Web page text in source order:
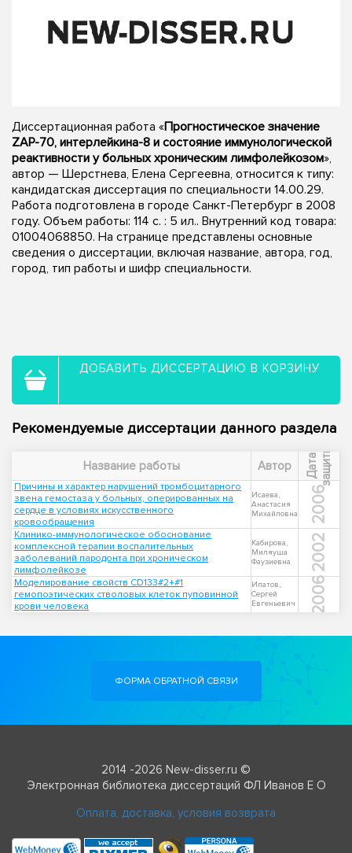
Диссертационная работа «Прогностическое значение
ZAP-70, интерлейкина-8 и состояние иммунологической
реактивности у больных хроническим лимфолейкозом»,
автор — Шерстнева, Елена Сергеевна, относится к типу:
кандидатская диссертация по специальности 14.00.29.
Работа подготовлена в городе Санкт-Петербург в 2008
году. Объем работы: 114 с. : 5 ил.. Внутренний код товара:
01004068850. На странице представлены основные
сведения о диссертации, включая название, автора, год,
город, тип работы и шифр специальности.
ДОБАВИТЬ ДИССЕРТАЦИЮ В КОРЗИНУ
Рекомендуемые диссертации данного раздела
Название работы Автор Д
а
т
а
з
а
щ
и
т ы
Причины и характер нарушений тромбоцитарного
звена гемостаза у больных, оперированных на
сердце в условиях искусственного
кровообращения
Исаева,
Анастасия
Михайловна
2006
Клинико-иммунологическое обоснование
комплексной терапии воспалительных
заболеваний пародонта при хроническом
лимфолейкозе
Кабирова,
Миляуша
Фаузиевна
2002
Моделирование свойств CD133#2+#1
гемопоэтических стволовых клеток пуповинной
крови человека
Ипатов,
Сергей
Евгеньевич
2006
ФОРМА ОБРАТНОЙ СВЯЗИ
2014 -2026 New-disser.ru ©
Электронная библиотека диссертаций ФЛ Иванов Е О
Оплата, доставка, условия возврата